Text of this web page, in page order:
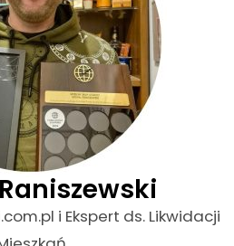
i Ekspert ds. Likwidacji